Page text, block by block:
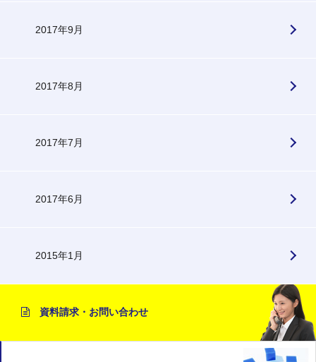
2017年9月
2017年8月
2017年7月
2017年6月
2015年1月
資料請求・お問い合わせ